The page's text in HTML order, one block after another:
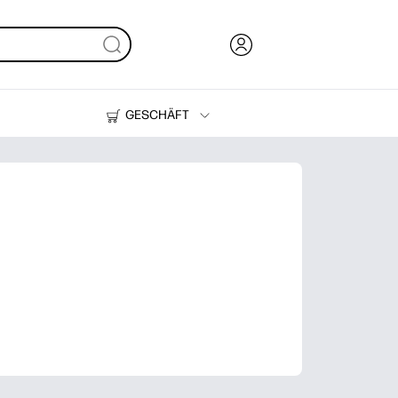
GESCHÄFT
Drucker